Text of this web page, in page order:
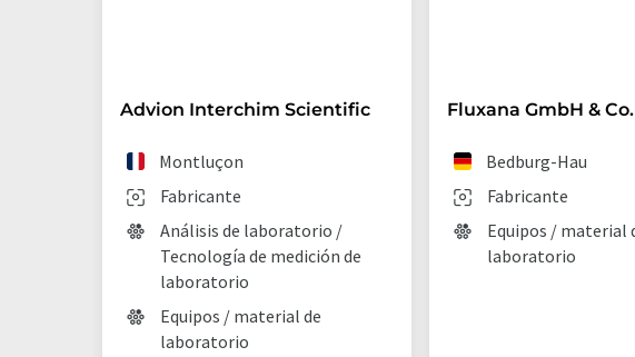
Advion Interchim Scientific
Fabricante
Montluçon
Análisis de laboratorio /
Tecnología de medición de
laboratorio
Equipos / material de
laboratorio
Fluxana GmbH &
Fabricante
Bedburg-Hau
Equipos / material
laboratorio